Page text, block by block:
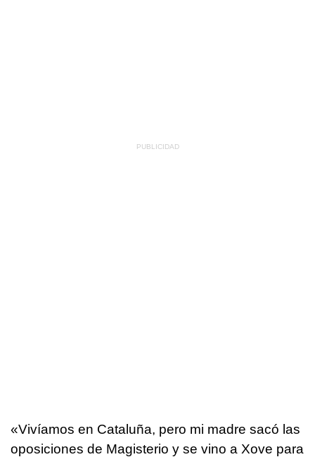
«Vivíamos en Cataluña, pero mi madre sacó las
oposiciones de Magisterio y se vino a Xove para